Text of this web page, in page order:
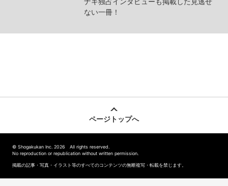
ない一冊！
ページトップへ
© Shogakukan Inc. 2026 All rights reserved.
No reproduction or republication without written permission.
掲載の記事・写真・イラスト等のすべてのコンテンツの無断複写・転載を禁じます。